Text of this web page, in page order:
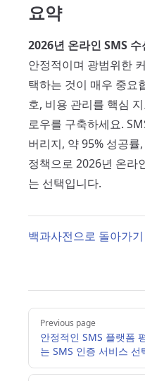
요약
2026년 온라인 SMS 수
안정적이며 광범위한
택하는 것이 매우 중요
호, 비용 관리를 핵심
로우를 구축하세요.
버리지, 약 95% 성공
정책으로 2026년 온라
는 선택입니다.
백과사전으로 돌아가기
Pager
Previous page
안정적인 SMS 플랫폼
는 SMS 인증 서비스 선